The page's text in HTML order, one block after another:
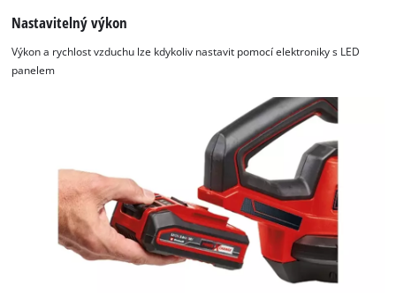
Nastavitelný výkon
Výkon a rychlost vzduchu lze kdykoliv nastavit pomocí elektroniky s LED
panelem